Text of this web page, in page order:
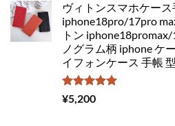
ヴィトンスマホケース
iphone18pro/17pro
トン
ノグラム柄 iphone ケ
イフォンケース 手帳 型
5段階中
5.00
¥5,200